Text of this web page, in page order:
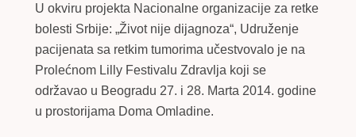
U okviru projekta Nacionalne organizacije za retke
bolesti Srbije: „Život nije dijagnoza“, Udruženje
pacijenata sa retkim tumorima učestvovalo je na
Prolećnom Lilly Festivalu Zdravlja koji se
održavao u Beogradu 27. i 28. Marta 2014. godine
u prostorijama Doma Omladine.